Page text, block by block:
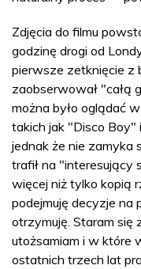
Zdjęcia do filmu
godzinę drogi od
pierwsze zetknięcie z
zaobserwował "całą
można było oglądać
takich jak "Disco Boy"
jednak że nie zamyka
trafił na "interesujący
więcej niż tylko kopią
podejmuję decyzje
otrzymuję. Staram się
utożsamiam i w które
ostatnich trzech lat